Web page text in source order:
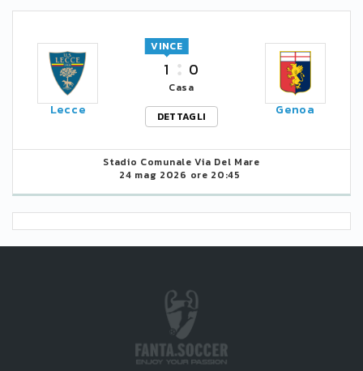
Lecce
1
VINCE
0
Casa
DETTAGLI
Genoa
Stadio Comunale Via Del Mare
24 mag 2026 ore 20:45